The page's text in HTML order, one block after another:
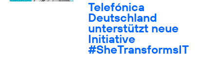
Telefónica
Deutschland
unterstützt neue
Initiative
#SheTransformsIT